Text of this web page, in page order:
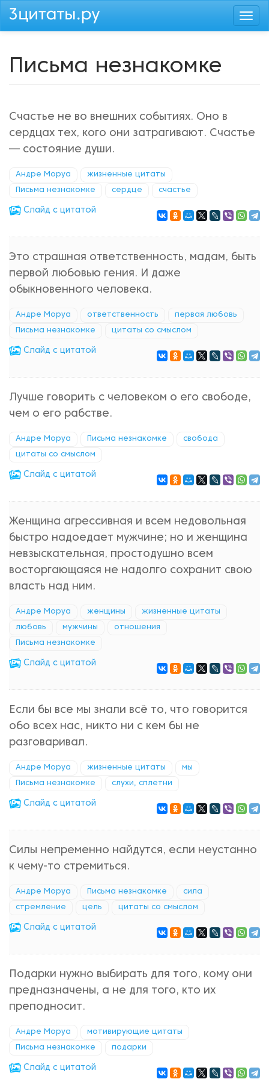
Перейти
Письма незнакомке
Счастье не во внешних событиях. Оно в
сердцах тех, кого они затрагивают. Счастье
— состояние души.
Андре Моруа жизненные цитаты
Письма незнакомке сердце счастье
Cлайд с цитатой
Это страшная ответственность, мадам, быть
первой любовью гения. И даже
обыкновенного человека.
Андре Моруа ответственность первая любовь
Письма незнакомке цитаты со смыслом
Cлайд с цитатой
Лучше говорить с человеком о его свободе,
чем о его рабстве.
Андре Моруа Письма незнакомке свобода
цитаты со смыслом
Cлайд с цитатой
Женщина агрессивная и всем недовольная
быстро надоедает мужчине; но и женщина
невзыскательная, простодушно всем
восторгающаяся не надолго сохранит свою
власть над ним.
Андре Моруа женщины жизненные цитаты
любовь мужчины отношения
Письма незнакомке
Cлайд с цитатой
Если бы все мы знали всё то, что говорится
обо всех нас, никто ни с кем бы не
разговаривал.
Андре Моруа жизненные цитаты мы
Письма незнакомке слухи, сплетни
Cлайд с цитатой
Силы непременно найдутся, если неустанно
к чему-то стремиться.
Андре Моруа Письма незнакомке сила
стремление цель цитаты со смыслом
Cлайд с цитатой
Подарки нужно выбирать для того, кому они
предназначены, а не для того, кто их
преподносит.
Андре Моруа мотивирующие цитаты
Письма незнакомке подарки
Cлайд с цитатой